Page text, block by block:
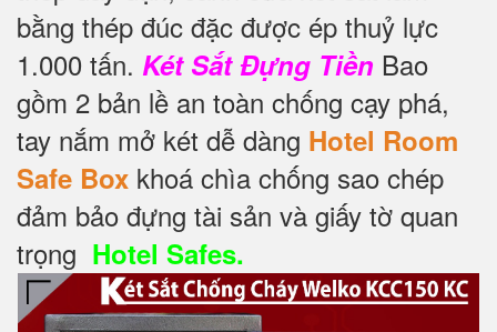
bằng thép đúc đặc được ép thuỷ lực
1.000 tấn. Két Sắt Đựng Tiền Bao
gồm 2 bản lề an toàn chống cạy phá,
tay nắm mở két dễ dàng Hotel Room
Safe Box khoá chìa chống sao chép
đảm bảo đựng tài sản và giấy tờ quan
trọng Hotel Safes.